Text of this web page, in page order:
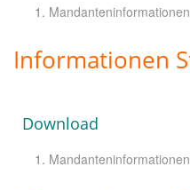
Informationen
Download